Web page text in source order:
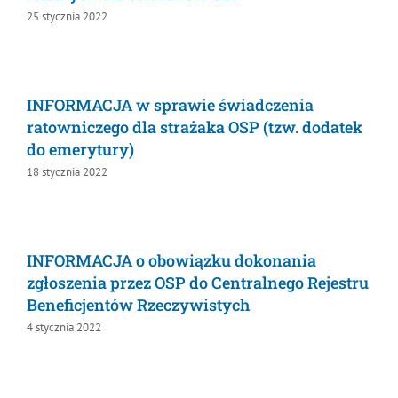
Władze
Symbole
Ogłoszenia
Działalność
MDP i DDP
Kultura
Historia
System OSP
Sklep
25 stycznia 2022
INFORMACJA w sprawie świadczenia
ratowniczego dla strażaka OSP (tzw.
dodatek do emerytury)
18 stycznia 2022
INFORMACJA o obowiązku dokonania
zgłoszenia przez OSP do Centralnego
Rejestru Beneficjentów Rzeczywistych
4 stycznia 2022